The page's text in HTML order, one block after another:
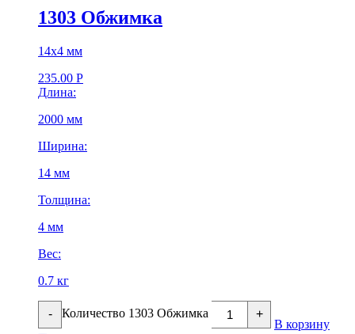
1303 Обжимка
14х4 мм
235.00 Р
Длина:
2000 мм
Ширина:
14 мм
Толщина:
4 мм
Вес:
0.7 кг
- Количество 1303 Обжимка +
В корзину